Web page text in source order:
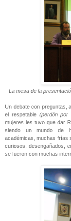
La mesa de la
Un debate con preguntas,
el respetable (perdón por
mujeres les tuvo que dar
siendo un mundo de
académicas, muchas frías
curiosos, desengañados,
se fueron con muchas